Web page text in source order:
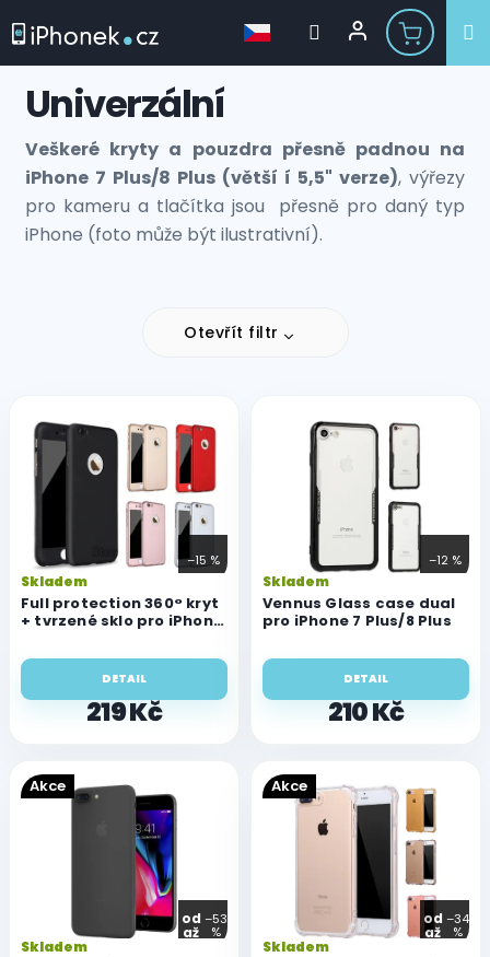
obsahUniverzální
Veškeré kryty a pouzdra přesně padnou na
iPhone 7 Plus/8 Plus (větší í 5,5" verze), výřezy
pro kameru a tlačítka jsou přesně pro daný typ
iPhone (foto může být ilustrativní).
Otevřít filtr
ý
s
r
o
d
u
ů
–15 %
Full protection 360° kryt
+ tvrzené sklo pro iPhone
Skladem
219 Kč
DETAIL
–12 %
Vennus Glass case dual
pro iPhone 7 Plus/8 Plus
Skladem
210 Kč
DETAIL
Akce
od
až
–53
%
Skladem
Akce
od
až
–34
%
Skladem